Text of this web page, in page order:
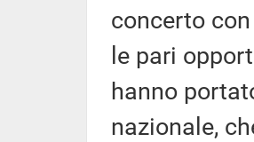
concerto
le pari
hanno
nazionale,